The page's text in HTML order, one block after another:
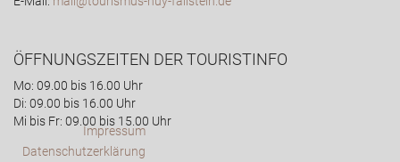
ÖFFNUNGSZEITEN DER TOURISTINFO
Mo: 09.00 bis 16.00 Uhr
Di: 09.00 bis 16.00 Uhr
Mi bis Fr: 09.00 bis 15.00 Uhr
Impressum
Datenschutzerklärung